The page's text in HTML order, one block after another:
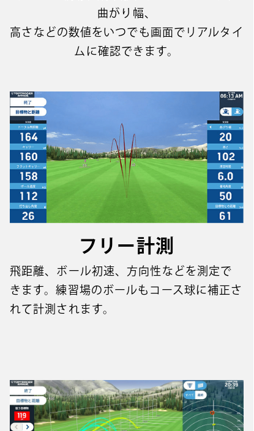
曲がり幅、
⾼さなどの数値をいつでも画⾯でリアルタイ
ムに確認できます。
フリー計測
飛距離、ボール初速、方向性などを測定で
きます。練習場のボールもコース球に補正さ
れて計測されます。